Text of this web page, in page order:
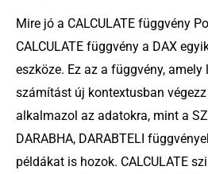
Mire jó a CALCULATE függvény
CALCULATE függvény a DAX
eszköze. Ez az a függvény,
számítást új kontextusban
alkalmazol az adatokra, mint a
DARABHA, DARABTELI
példákat is hozok. CALCULATE